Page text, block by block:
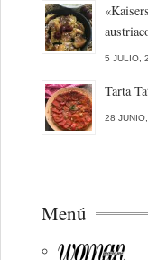
5 JULIO,
Tarta
28
Menú